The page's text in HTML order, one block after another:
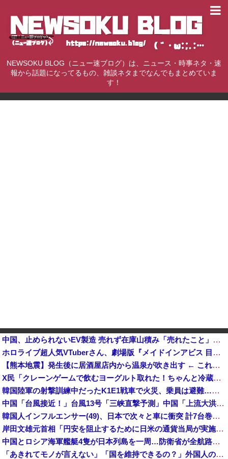
NEWSOKU BLOG（ニュー速ブログ）は、ニュース・時事ネタ・速
報から話題になってるもの、雑談ネタまでなんでもまとめていま
す！
中国、止められないEV製造 売れず在庫山積み「売れたこと」にして補助金を騙し取る事案を思いつきが横行
ホロライブ超人気VTuberさん、劇場版『メイドインアビス 目覚める神秘』の主題歌を担当へ！！
【熊本地震】発生後に居酒屋店内から温泉が吹き出す ← これ前触れじゃね？
X民「クレーンゲームで飲むヨーグルト取れた！ちゃんと冷蔵庫で冷やされてたし問題ないよねｗ」ｸﾞﾋﾞｯ→結果ｗｗｗｗｗｗｗ他
韓国陸軍の射撃訓練中だったK1E1戦車で火災、乗員は避難…エンジンルーム付近から出火！
中国「台風接近！」台風13号「三峡直撃予測」中国「上流大洪水！（三峡上流」中国都市「8/5の映像（動画」三峡ダム「緊急放流（決壊危機」中国「下流大水害（震え声」→
韓国人インフルエンサー(49)、日本で次々と車に衝突 計7台巻き込み 八王子
岸田文雄元首相「円安を阻止するために日米の通貨当局が実施した為替介入は一時しのぎに過ぎない」
中国とロシア海軍艦艇4隻が日本列島を一周…防衛省が全航路を公開！
「あきれてモノが言えない」「国を維持できるの？」外国人の永住許可要件の厳格化で在日中国人の本音は？